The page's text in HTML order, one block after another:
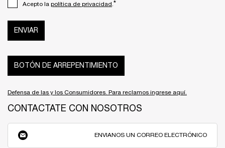
Acepto la política de privacidad *
ENVIAR
BOTÓN DE ARREPENTIMIENTO
Defensa de las y los Consumidores. Para reclamos ingrese aquí.
CONTACTATE CON NOSOTROS
ENVIANOS UN CORREO ELECTRÓNICO